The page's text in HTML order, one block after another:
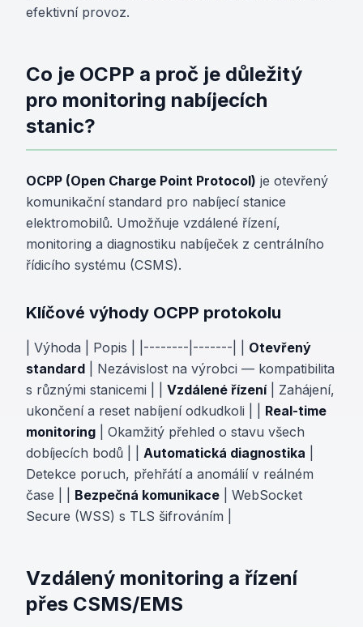
efektivní provoz.
Co je OCPP a proč je důležitý
pro monitoring nabíjecích
stanic?
OCPP (Open Charge Point Protocol) je otevřený
komunikační standard pro nabíjecí stanice
elektromobilů. Umožňuje vzdálené řízení,
monitoring a diagnostiku nabíječek z centrálního
řídicího systému (CSMS).
Klíčové výhody OCPP protokolu
| Výhoda | Popis | |--------|-------| | Otevřený
standard | Nezávislost na výrobci — kompatibilita
s různými stanicemi | | Vzdálené řízení| Zahájení,
ukončení a reset nabíjení odkudkoli | | Real-time
monitoring | Okamžitý přehled o stavu všech
dobíjecích bodů | | Automatická diagnostika
Detekce poruch, přehřátí a anomálií v reálném
čase | | Bezpečná komunikace | WebSocket
Secure (WSS) s TLS šifrováním |
Vzdálený monitoring a řízení
přes CSMS/EMS